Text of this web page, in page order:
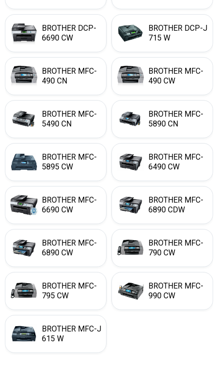
BROTHER DCP-
6690 CW
BROTHER DCP-J
715 W
BROTHER MFC-
490 CN
BROTHER MFC-
490 CW
BROTHER MFC-
5490 CN
BROTHER MFC-
5890 CN
BROTHER MFC-
5895 CW
BROTHER MFC-
6490 CW
BROTHER MFC-
6690 CW
BROTHER MFC-
6890 CDW
BROTHER MFC-
6890 CW
BROTHER MFC-
790 CW
BROTHER MFC-
795 CW
BROTHER MFC-
990 CW
BROTHER MFC-J
615 W